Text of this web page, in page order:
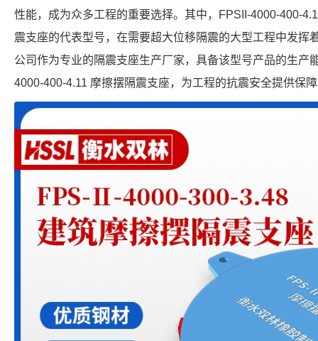
性能，成为众多工程的重要选择。其中，FPSII-4000-400-
震支座的代表型号，在需要超大位移隔震的大型工程中发挥
公司作为专业的隔震支座生产厂家，具备该型号产品的生产
4000-400-4.11 摩擦摆隔震支座，为工程的抗震安全提供保